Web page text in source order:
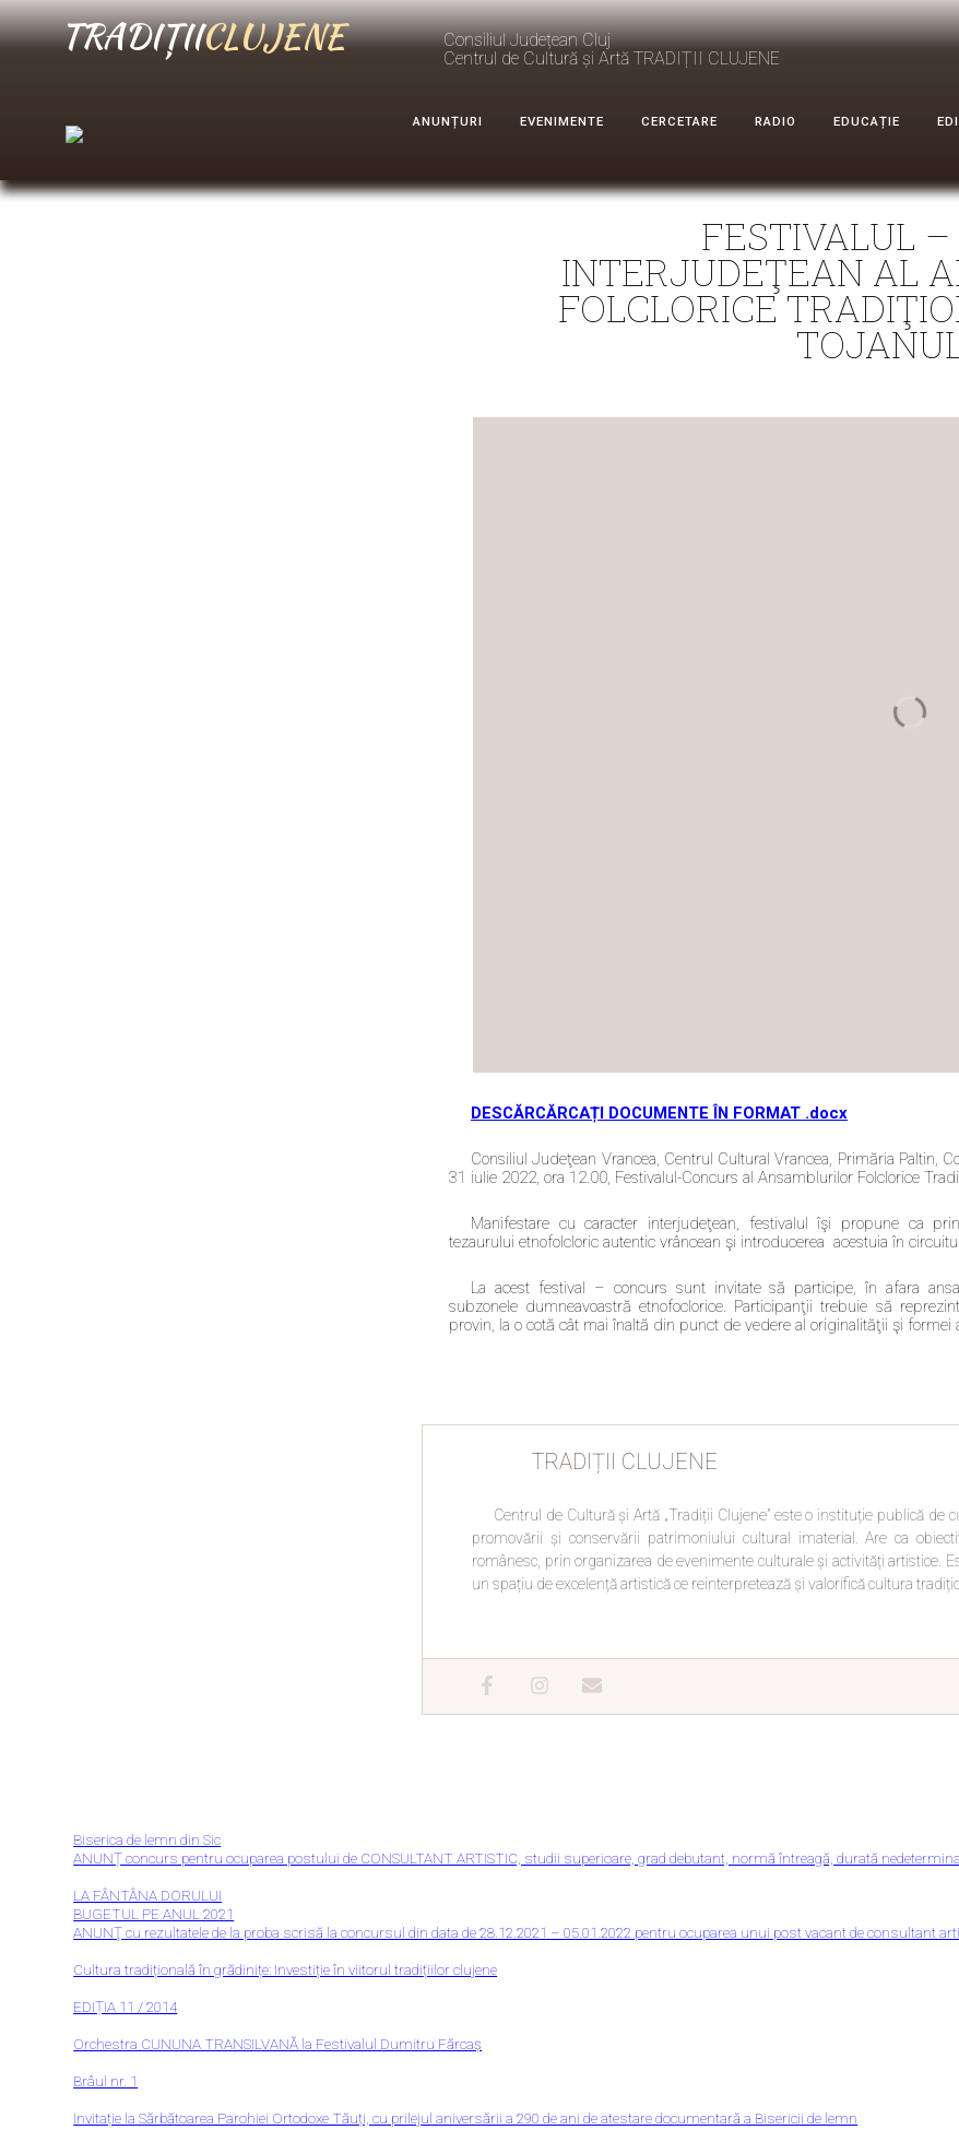
TRADIȚIICLUJENE
Consiliul Județean Cluj
Centrul de Cultură și Artă TRADIȚII CLUJENE
ANUNȚURI EVENIMENTE CERCETARE RADIO EDUCAȚIE
FESTIVALUL –
INTERJUDEŢEAN AL
FOLCLORICE
DESCĂRCĂRCAȚI DOCUMENTE ÎN FORMAT .docx
Consiliul Judeţean Vrancea, Centrul Cultural Vrancea, Primăria Paltin,
31 iulie 2022, ora 12.00, Festivalul-Concurs al Ansamblurilor Folclorice
Manifestare cu caracter interjudeţean, festivalul îşi propune ca
tezaurului etnofolcloric autentic vrâncean şi introducerea acestuia în
La acest festival – concurs sunt invitate să participe, în afara
subzonele dumneavoastră etnofoclorice. Participanţii trebuie să
provin, la o cotă cât mai înaltă din punct de vedere al originalităţii şi formei
TRADIȚII CLUJENE
Centrul de Cultură și Artă „Tradiții Clujene” este o instituție publică
promovării și conservării patrimoniului cultural imaterial. Are ca
românesc, prin organizarea de evenimente culturale și activități artistice.
un spațiu de excelență artistică ce reinterpretează și valorifică cultura
Biserica de lemn din Sic
ANUNȚ concurs pentru ocuparea postului de CONSULTANT ARTISTIC, studii superioare, grad debutant, normă întreagă, durată
LA FÂNTÂNA DORULUI
BUGETUL PE ANUL 2021
ANUNŢ cu rezultatele de la proba scrisă la concursul din data de 28.12.2021 – 05.01.2022 pentru ocuparea unui post vacant de consultant
Cultura tradițională în grădinițe: Investiție în viitorul tradițiilor clujene
EDIȚIA 11 / 2014
Orchestra CUNUNA TRANSILVANĂ la Festivalul Dumitru Fărcaș
Brâul nr. 1
Invitație la Sărbătoarea Parohiei Ortodoxe Tăuți, cu prilejul aniversării a 290 de ani de atestare documentară a Bisericii de lemn